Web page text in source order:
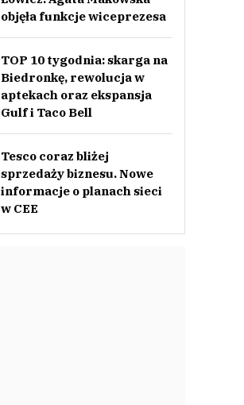
objęła funkcje wiceprezesa
TOP 10 tygodnia: skarga na
Biedronkę, rewolucja w
aptekach oraz ekspansja
Gulf i Taco Bell
Tesco coraz bliżej
sprzedaży biznesu. Nowe
informacje o planach sieci
w CEE